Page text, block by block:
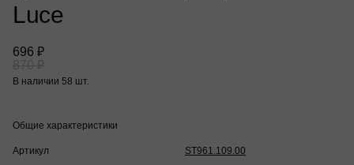
Luce
696 ₽
В наличии 58 шт.
Общие характеристики
Артикул
ST961.109.00